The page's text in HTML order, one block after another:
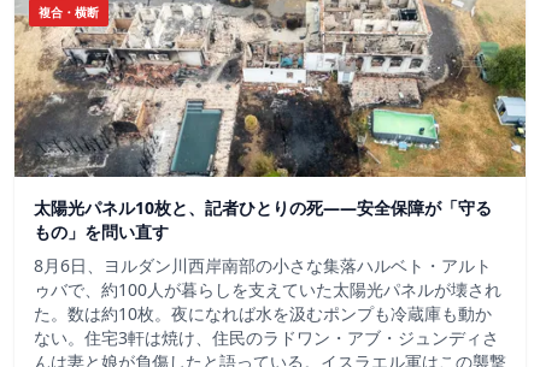
複合・横断
太陽光パネル10枚と、記者ひとりの死——安全保障が「守る
もの」を問い直す
8月6日、ヨルダン川西岸南部の小さな集落ハルベト・アルト
ゥバで、約100人が暮らしを支えていた太陽光パネルが壊され
た。数は約10枚。夜になれば水を汲むポンプも冷蔵庫も動か
ない。住宅3軒は焼け、住民のラドワン・アブ・ジュンディさ
んは妻と娘が負傷したと語っている。イスラエル軍はこの襲撃